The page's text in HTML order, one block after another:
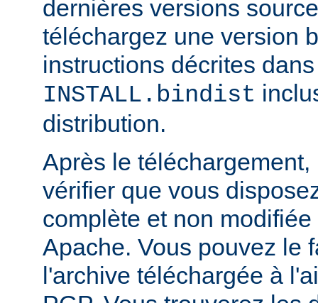
dernières versions
téléchargez une version
instructions décrites
INSTALL.bindist
distribution.
Après le
vérifier que vous
complète et non
Apache. Vous pouvez le
l'archive téléchargée à